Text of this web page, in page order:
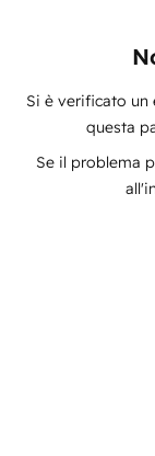
Si è verificato
questa
Se il problema